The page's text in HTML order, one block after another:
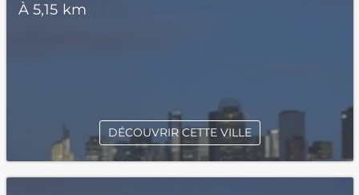
À 5,15 km
DÉCOUVRIR CETTE VILLE